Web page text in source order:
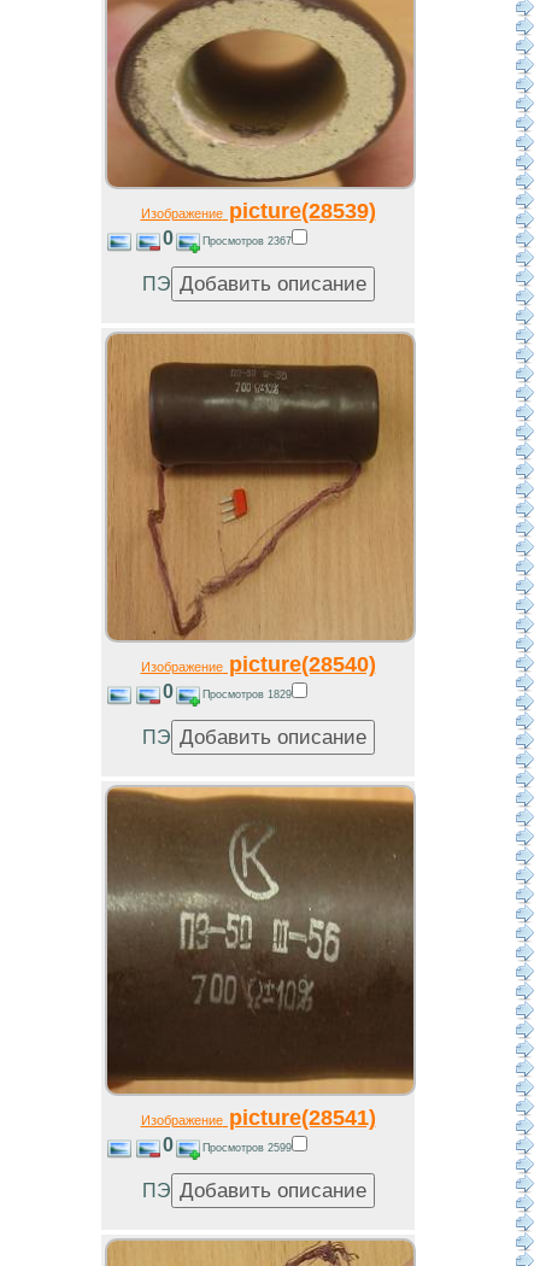
Изображениеpicture(28539)
0 Просмотров 2367
ПЭ
Изображениеpicture(28540)
0 Просмотров 1829
ПЭ
Изображениеpicture(28541)
0 Просмотров 2599
ПЭ